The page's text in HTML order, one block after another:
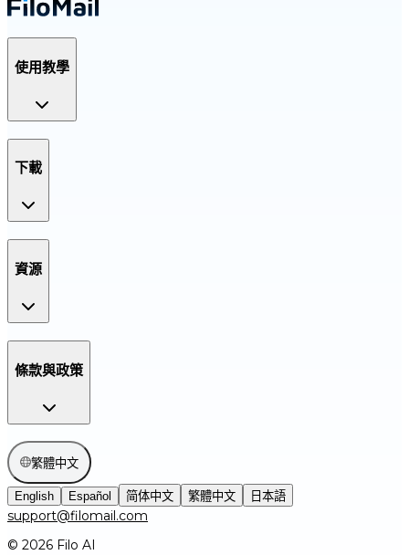
使用教學
下載
資源
條款與政策
繁體中文
English Español 简体中文 繁體中文 日本語
support@filomail.com
© 2026 Filo AI